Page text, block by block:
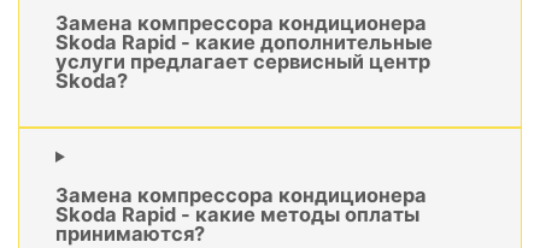
Замена компрессора кондиционера
Skoda Rapid - какие дополнительные
услуги предлагает сервисный центр
Skoda?
Замена компрессора кондиционера
Skoda Rapid - какие методы оплаты
принимаются?